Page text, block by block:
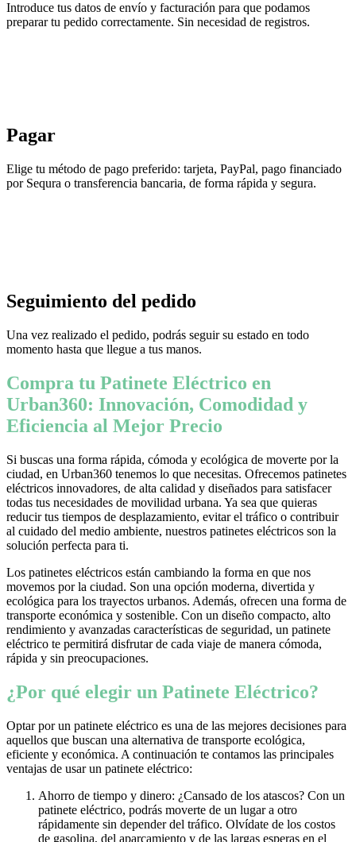
Introduce tus datos de envío y facturación para que podamos
preparar tu pedido correctamente. Sin necesidad de registros.
Pagar
Elige tu método de pago preferido: tarjeta, PayPal, pago financiado
por Sequra o transferencia bancaria, de forma rápida y segura.
Seguimiento del pedido
Una vez realizado el pedido, podrás seguir su estado en todo
momento hasta que llegue a tus manos.
Compra tu Patinete Eléctrico en
Urban360: Innovación, Comodidad y
Eficiencia al Mejor Precio
Si buscas una forma rápida, cómoda y ecológica de moverte por la
ciudad, en Urban360 tenemos lo que necesitas. Ofrecemos patinetes
eléctricos innovadores, de alta calidad y diseñados para satisfacer
todas tus necesidades de movilidad urbana. Ya sea que quieras
reducir tus tiempos de desplazamiento, evitar el tráfico o contribuir
al cuidado del medio ambiente, nuestros patinetes eléctricos son la
solución perfecta para ti.
Los patinetes eléctricos están cambiando la forma en que nos
movemos por la ciudad. Son una opción moderna, divertida y
ecológica para los trayectos urbanos. Además, ofrecen una forma de
transporte económica y sostenible. Con un diseño compacto, alto
rendimiento y avanzadas características de seguridad, un patinete
eléctrico te permitirá disfrutar de cada viaje de manera cómoda,
rápida y sin preocupaciones.
¿Por qué elegir un Patinete Eléctrico?
Optar por un patinete eléctrico es una de las mejores decisiones para
aquellos que buscan una alternativa de transporte ecológica,
eficiente y económica. A continuación te contamos las principales
ventajas de usar un patinete eléctrico:
Ahorro de tiempo y dinero: ¿Cansado de los atascos? Con un
patinete eléctrico, podrás moverte de un lugar a otro
rápidamente sin depender del tráfico. Olvídate de los costos
de gasolina, del aparcamiento y de las largas esperas en el